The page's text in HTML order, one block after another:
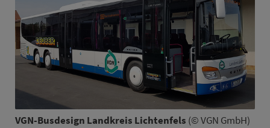
VGN-Busdesign Land­kreis Lichten­fels (© VGN GmbH)